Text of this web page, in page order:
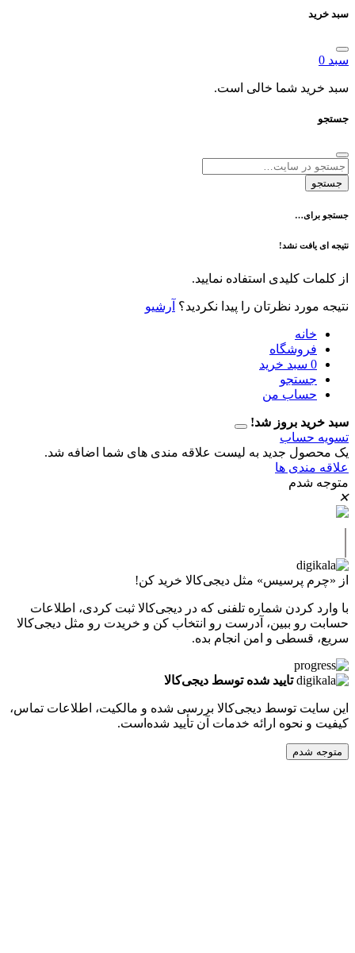
شما خالی است.
نشد!
کلیدی استفاده نمایید.
نظرتان را پیدا نکردید؟ آرشیو
سبد خرید
من
بروز شد!
جدید به لیست علاقه مندی های شما اضافه شد.
ها
پرسیس» مثل دیجی‌کالا خرید کن!
شماره تلفنی که در دیجی‌کالا ثبت کردی، اطلاعات
ببین، آدرست رو انتخاب کن و خریدت رو مثل دیجی‌کالا
و امن انجام بده.
تایید شده توسط دیجی‌کالا
توسط دیجی‌کالا بررسی شده و مالکیت، اطلاعات تماس،
ارائه خدمات آن تأیید شده‌است.